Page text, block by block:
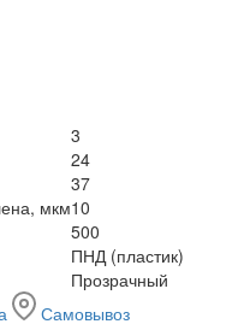
3
24
37
мкм10
500
ПНД (пластик)
Прозрачный
Самовывоз